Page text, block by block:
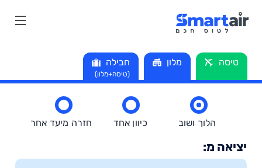
טיסה מלון חבילה
(טיסה+מלון)
הלוך ושוב כיוון אחד חזרה מיעד אחר
יציאה מ: